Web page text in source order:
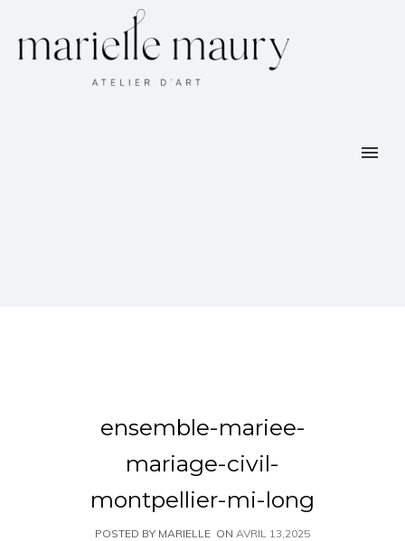
ensemble-mariee-
mariage-civil-
montpellier-mi-long
POSTED BY MARIELLE ON AVRIL 13,2025